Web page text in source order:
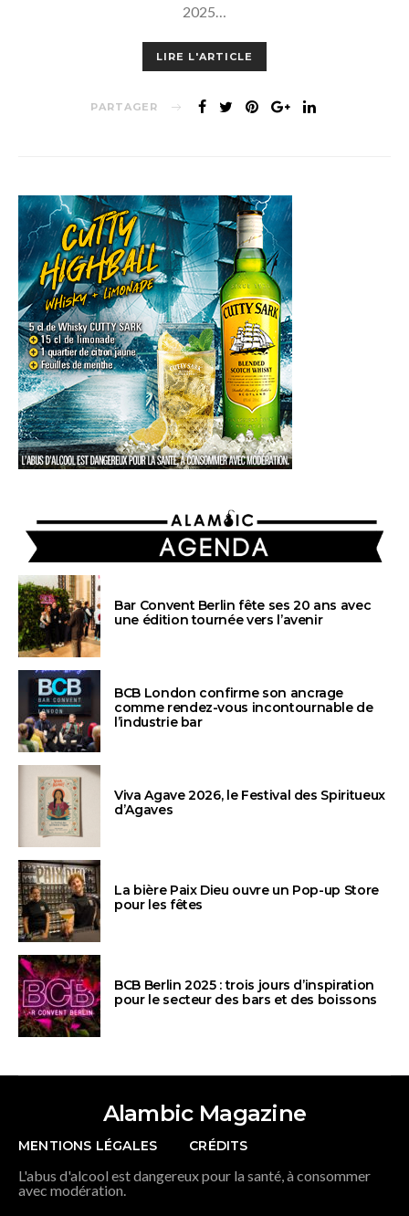
2025…
LIRE L'ARTICLE
PARTAGER
AGENDA
Bar Convent Berlin fête ses 20 ans avec
une édition tournée vers l’avenir
BCB London confirme son ancrage
comme rendez-vous incontournable de
l’industrie bar
Viva Agave 2026, le Festival des Spiritueux
d’Agaves
La bière Paix Dieu ouvre un Pop-up Store
pour les fêtes
BCB Berlin 2025 : trois jours d’inspiration
pour le secteur des bars et des boissons
Alambic Magazine
MENTIONS LÉGALES CRÉDITS
L'abus d'alcool est dangereux pour la santé, à consommer
avec modération.